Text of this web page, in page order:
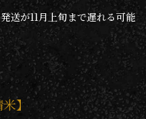
送が11月上旬まで遅れる可能
】